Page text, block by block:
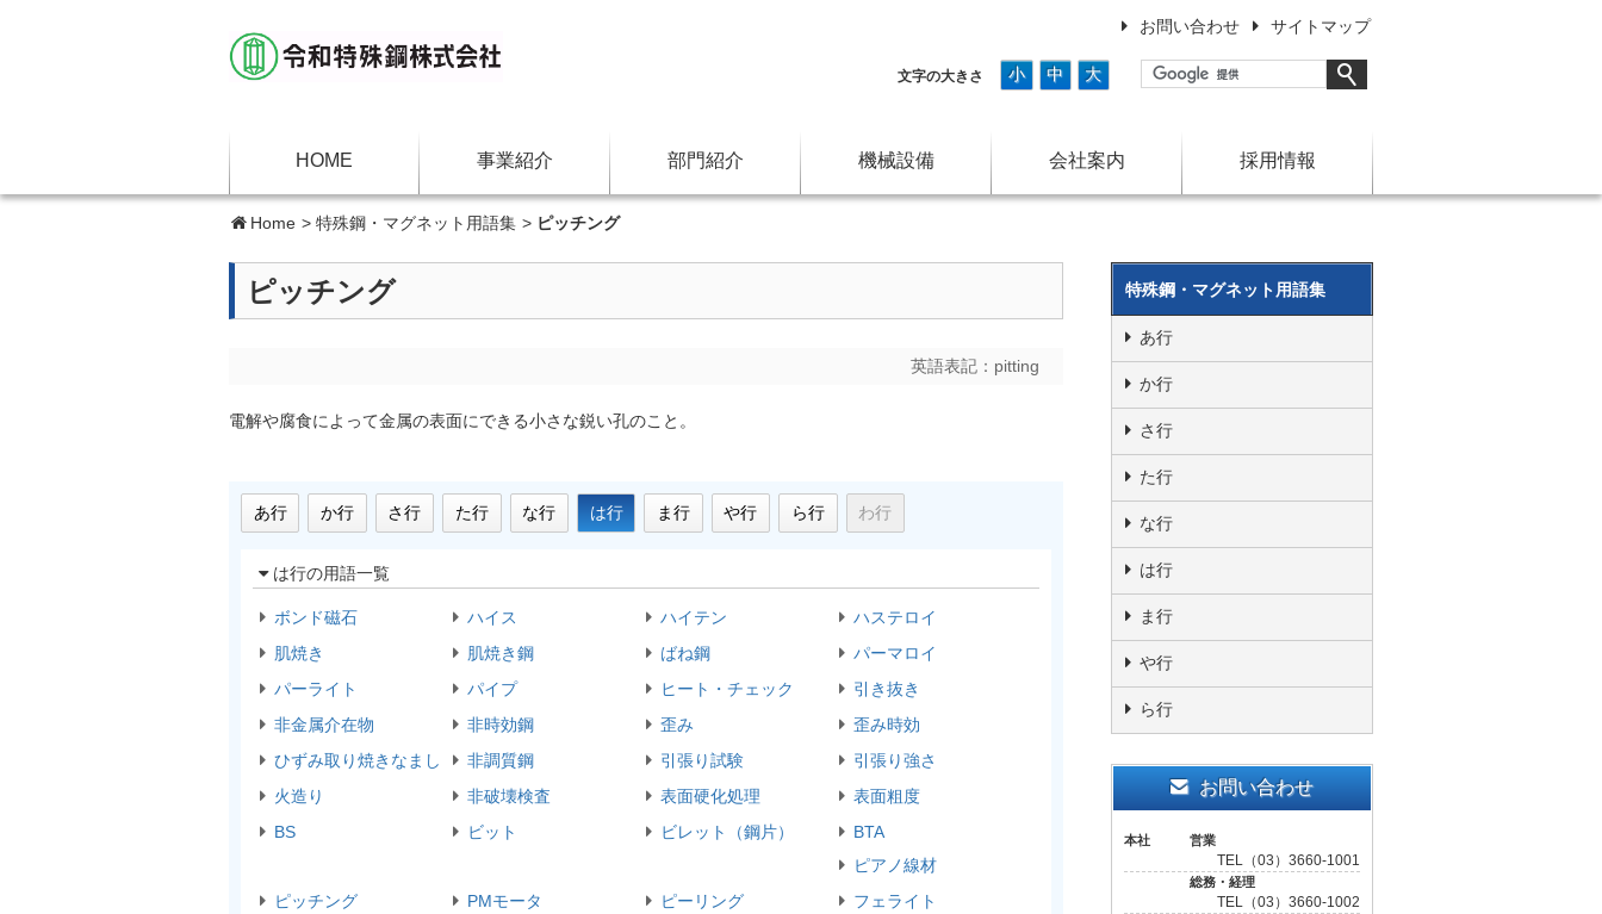
お問い合わせ サイトマップ
文字の大きさ 小 中 大
HOME 事業紹介 部門紹介 機械設備 会社案内 採用情報
Home > 特殊鋼・マグネット用語集 > ピッチング
ピッチング
英語表記： pitting
電解や腐食によって金属の表面にできる小さな鋭い孔のこと。
あ行 か行 さ行 た行 な行 は行 ま行 や行 ら行 わ行
は行の用語一覧
ボンド磁石 ハイス ハイテン
ハステロイ
肌焼き
肌焼き鋼 ばね鋼
パーマロイ
パーライト
パイプ ヒート・チェック
引き抜き
非金属介在物
非時効鋼 歪み
歪み時効
ひずみ取り焼きなまし
非調質鋼 引張り試験
引張り強さ
火造り
非破壊検査 表面硬化処理
表面粗度
BS
ビット ビレット（鋼片）
BTA
ピアノ線材
ピッチング
PMモータ ピーリング
フェライト
特殊鋼・マグネット用語集
あ行
か行
さ行
た行
な行
は行
ま行
や行
ら行
お問い合わせ
本社 営業
TEL（03）3660-1001
総務・経理
TEL（03）3660-1002